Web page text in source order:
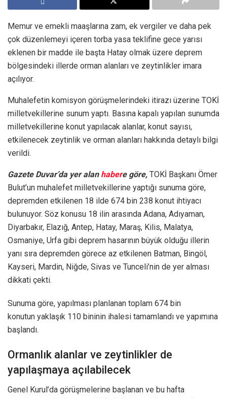
Memur ve emekli maaşlarına zam, ek vergiler ve daha pek
çok düzenlemeyi içeren torba yasa teklifine gece yarısı
eklenen bir madde ile başta Hatay olmak üzere deprem
bölgesindeki illerde orman alanları ve zeytinlikler imara
açılıyor.
Muhalefetin komisyon görüşmelerindeki itirazı üzerine TOKİ
milletvekillerine sunum yaptı. Basına kapalı yapılan sunumda
milletvekillerine konut yapılacak alanlar, konut sayısı,
etkilenecek zeytinlik ve orman alanları hakkında detaylı bilgi
verildi.
Gazete Duvar’da yer alan habere göre, TOKİ Başkanı Ömer
Bulut’un muhalefet milletvekillerine yaptığı sunuma göre,
depremden etkilenen 18 ilde 674 bin 238 konut ihtiyacı
bulunuyor. Söz konusu 18 ilin arasında Adana, Adıyaman,
Diyarbakır, Elazığ, Antep, Hatay, Maraş, Kilis, Malatya,
Osmaniye, Urfa gibi deprem hasarının büyük olduğu illerin
yanı sıra depremden görece az etkilenen Batman, Bingöl,
Kayseri, Mardin, Niğde, Sivas ve Tunceli’nin de yer alması
dikkati çekti.
Sunuma göre, yapılması planlanan toplam 674 bin
konutun yaklaşık 110 bininin ihalesi tamamlandı ve yapımına
başlandı.
Ormanlık alanlar ve zeytinlikler de
yapılaşmaya açılabilecek
Genel Kurul’da görüşmelerine başlanan ve bu hafta